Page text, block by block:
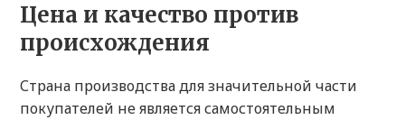
Цена и качество против
происхождения
Страна производства для значительной части
покупателей не является самостоятельным